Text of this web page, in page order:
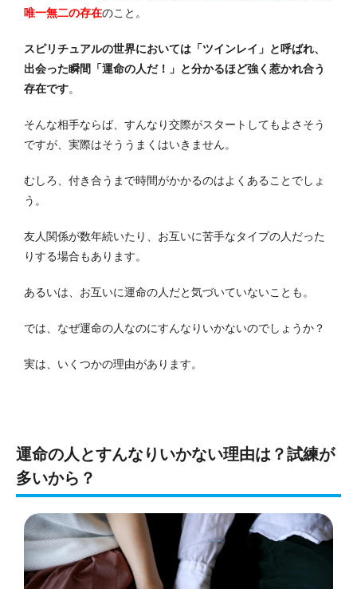
唯一無二の存在のこと。
スピリチュアルの世界においては「ツインレイ」と呼ばれ、
出会った瞬間「運命の人だ！」と分かるほど強く惹かれ合う
存在です。
そんな相手ならば、すんなり交際がスタートしてもよさそう
ですが、実際はそううまくはいきません。
むしろ、付き合うまで時間がかかるのはよくあることでしょ
う。
友人関係が数年続いたり、お互いに苦手なタイプの人だった
りする場合もあります。
あるいは、お互いに運命の人だと気づいていないことも。
では、なぜ運命の人なのにすんなりいかないのでしょうか？
実は、いくつかの理由があります。
運命の人とすんなりいかない理由は？試練が
多いから？